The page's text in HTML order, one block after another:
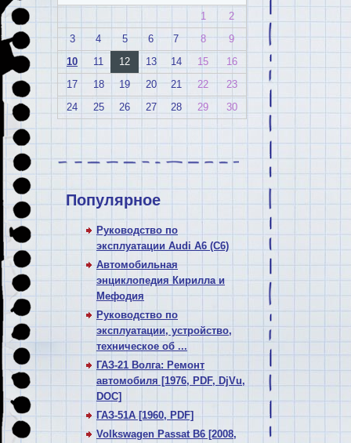
1
2
3
4 5 6 7 8
9
10
11 12 13 14 15
16
17
18 19 20 21 22
23
24
25 26 27 28 29 30
Популярное
Руководство по
эксплуатации Audi A6 (C6)
Автомобильная
энциклопедия Кирилла и
Мефодия
Руководство по
эксплуатации, устройство,
техническое об ...
ГАЗ-21 Волга: Ремонт
автомобиля [1976, PDF, DjVu,
DOC]
ГАЗ-51А [1960, PDF]
Volkswagen Passat В6 [2008,